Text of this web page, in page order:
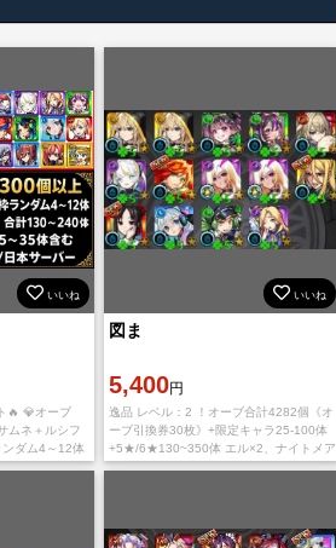
いいね
🔥 💎オーブ
ムネ＋ルシフ
ダム4～12体
240体 ✨限定
いいね
図ま
5,400円
逸品 レベル：2 ！オーブ合計4282個《オ
ーブ引換券30枚》+限定キャラ25-100体
+5★/6★130~350体 エル×2、ナイトメア
×2、ルシファー×3、マサムネ、マギア、